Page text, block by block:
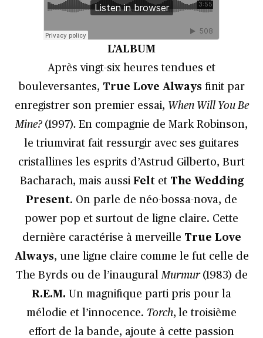
L’ALBUM
Après vingt-six heures tendues et
bouleversantes, True Love Alwaysfinit par
enregistrer son premier essai, When Will You Be
Mine? (1997). En compagnie de Mark Robinson,
le triumvirat fait ressurgir avec ses guitares
cristallines les esprits d’Astrud Gilberto, Burt
Bacharach, mais aussi Feltet The Wedding
Present. On parle de néo-bossa-nova, de
power pop et surtout de ligne claire. Cette
dernière caractérise à merveille True Love
Always, une ligne claire comme le fut celle de
The Byrds ou de l’inaugural Murmur (1983) de
R.E.M. Un magnifique parti pris pour la
mélodie et l’innocence. Torch,
le troisième
effort de la bande, ajoute à cette passion